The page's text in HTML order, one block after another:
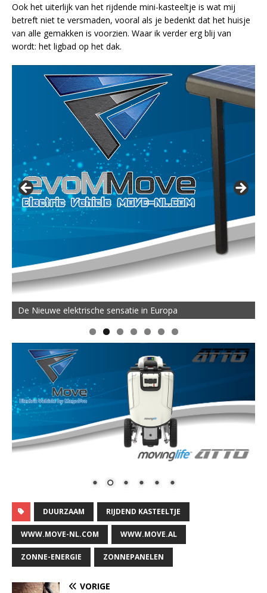
Ook het uiterlijk van het rijdende mini-kasteeltje is wat mij
betreft niet te versmaden, vooral als je bedenkt dat het huisje
van alle gemakken is voorzien. Waar ik verder erg blij van
wordt: het ligbad op het dak.
De Nieuwe elektrische sensatie in Europa
DUURZAAM RIJDEND KASTEELTJE
WWW.MOVE-NL.COM WWW.MOVE.AL
ZONNE-ENERGIE ZONNEPANELEN
VORIGE